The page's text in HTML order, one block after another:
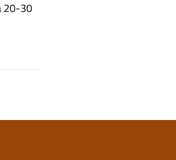
20-30